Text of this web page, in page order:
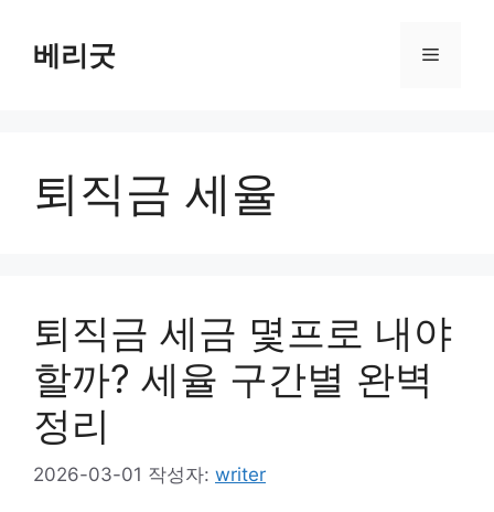
베리굿 메
퇴직금 세율
퇴직금 세금 몇프로 내야
할까? 세율 구간별 완벽
정리
2026-03-01 작성자: writer